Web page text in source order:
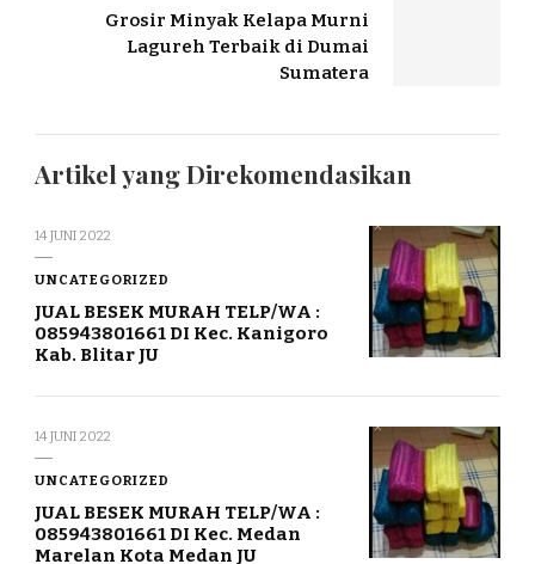
Grosir Minyak Kelapa Murni
Lagureh Terbaik di Dumai
Sumatera
Artikel yang Direkomendasikan
14 JUNI 2022
UNCATEGORIZED
JUAL BESEK MURAH TELP/WA :
085943801661 DI Kec. Kanigoro
Kab. Blitar JU
14 JUNI 2022
UNCATEGORIZED
JUAL BESEK MURAH TELP/WA :
085943801661 DI Kec. Medan
Marelan Kota Medan JU